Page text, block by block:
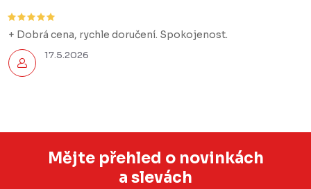
17.5.2026
+ Dobrá cena, rychle doručení. Spokojenost.
Mějte přehled o novinkách
a slevách